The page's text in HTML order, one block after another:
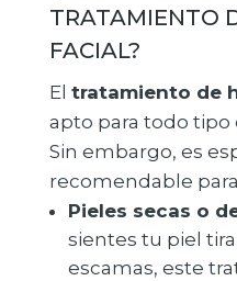
TRATAMIENTO
FACIAL?
El tratamiento de
apto para todo tipo
Sin embargo, es
recomendable
Pieles secas o
sientes tu piel
escamas, este